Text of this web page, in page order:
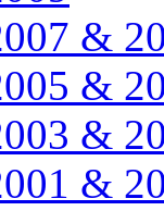
&
&
&
&